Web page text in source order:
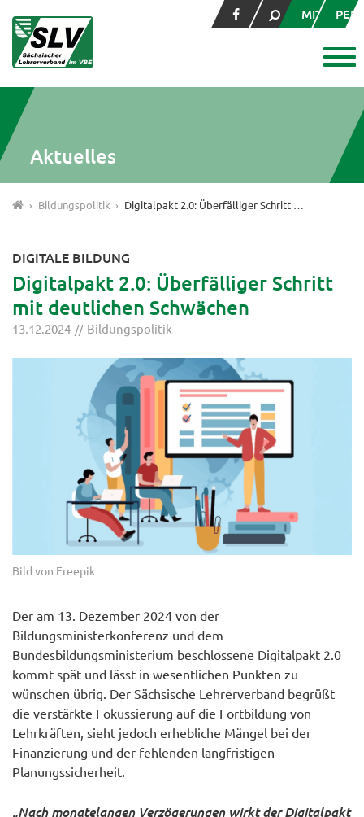
MITGLIED
Aktuelles
Bildungspolitik Digitalpakt 2.0: Überfälliger Schritt mit deutlichen Schwächen
DIGITALE BILDUNG
Digitalpakt 2.0: Überfälliger Schritt
mit deutlichen Schwächen
13.12.2024 Bildungspolitik
Bild von Freepik
Der am 13. Dezember 2024 von der
Bildungsministerkonferenz und dem
Bundesbildungsministerium beschlossene Digitalpakt 2.0
kommt spät und lässt in wesentlichen Punkten zu
wünschen übrig. Der Sächsische Lehrerverband begrüßt
die verstärkte Fokussierung auf die Fortbildung von
Lehrkräften, sieht jedoch erhebliche Mängel bei der
Finanzierung und der fehlenden langfristigen
Planungssicherheit.
„Nach monatelangen Verzögerungen wirkt der Digitalpakt